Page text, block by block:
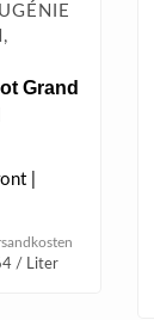
Grand
|
/ Liter